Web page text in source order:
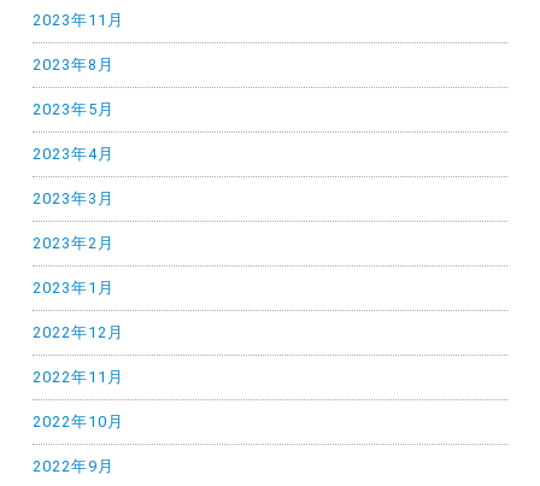
2023年11月
2023年8月
2023年5月
2023年4月
2023年3月
2023年2月
2023年1月
2022年12月
2022年11月
2022年10月
2022年9月